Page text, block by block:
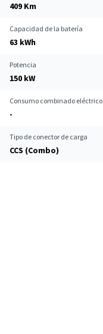
409 Km
Capacidad de la batería
63 kWh
Potencia
150 kW
Consumo combinado eléctrico
-
Tipo de conector de carga
CCS (Combo)